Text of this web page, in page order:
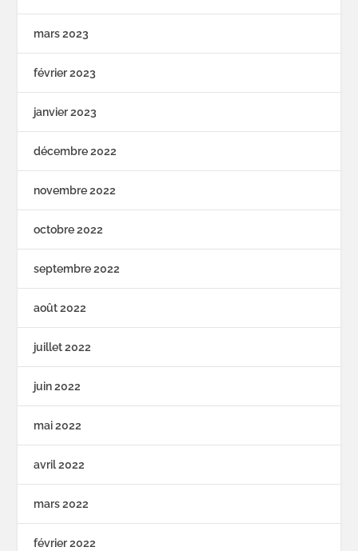
mars 2023
février 2023
janvier 2023
décembre 2022
novembre 2022
octobre 2022
septembre 2022
août 2022
juillet 2022
juin 2022
mai 2022
avril 2022
mars 2022
février 2022